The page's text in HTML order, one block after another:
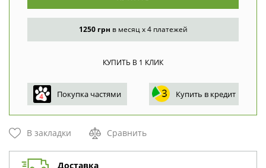
1250 грн в месяц x 4 платежей
Покупка частями Купить в кредит
В закладки Сравнить
Доставка